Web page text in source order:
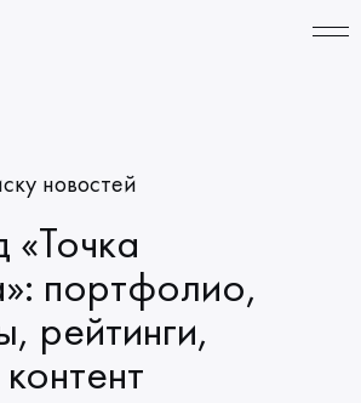
новостей
«Точка
портфолио,
рейтинги,